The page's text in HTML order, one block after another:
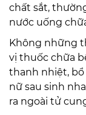
chất sắt,
nước uống
Không những
vị thuốc chữa
thanh nhiệt, bổ
nữ sau sinh
ra ngoài tử